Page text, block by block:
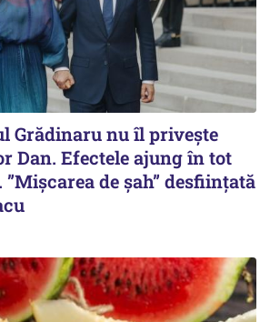
Grădinaru nu îl privește
Dan. Efectele ajung în tot
de șah” desființată